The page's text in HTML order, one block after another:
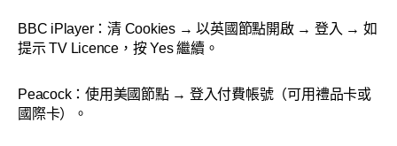
BBC iPlayer：清 Cookies → 以英國節點開啟 → 登入 → 如
提示 TV Licence，按 Yes 繼續。
Peacock：使用美國節點 → 登入付費帳號（可用禮品卡或
國際卡）。